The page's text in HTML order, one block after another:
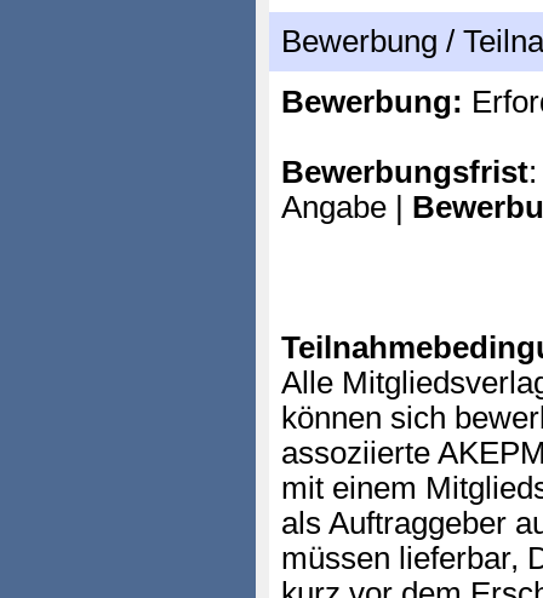
Bewerbung /
Bewerbung:
Bewerbungsfrist
Angabe |
Alle
können sich
assoziierte
mit einem
als Auftraggeber
müssen lieferbar,